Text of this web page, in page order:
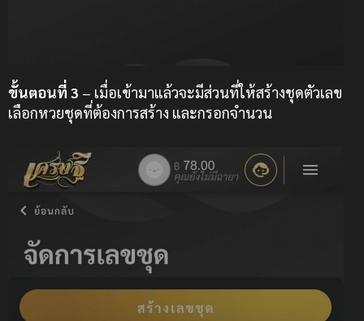
ขั้นตอนที่ 3 – เมื่อเข้ามาแล้วจะมีส่วนที่ให้สร้างชุดตัวเลข
เลือกหวยชุดที่ต้องการสร้าง และกรอกจำนวน